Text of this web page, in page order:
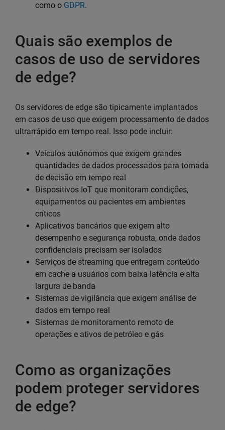
como o GDPR.
Quais são exemplos de
casos de uso de servidores
de edge?
Os servidores de edge são tipicamente implantados
em casos de uso que exigem processamento de dados
ultrarrápido em tempo real. Isso pode incluir:
Veículos autônomos que exigem grandes
quantidades de dados processados para tomada
de decisão em tempo real
Dispositivos IoT que monitoram condições,
equipamentos ou pacientes em ambientes
críticos
Aplicativos bancários que exigem alto
desempenho e segurança robusta, onde dados
confidenciais precisam ser isolados
Serviços de streaming que entregam conteúdo
em cache a usuários com baixa latência e alta
largura de banda
Sistemas de vigilância que exigem análise de
dados em tempo real
Sistemas de monitoramento remoto de
operações e ativos de petróleo e gás
Como as organizações
podem proteger servidores
de edge?